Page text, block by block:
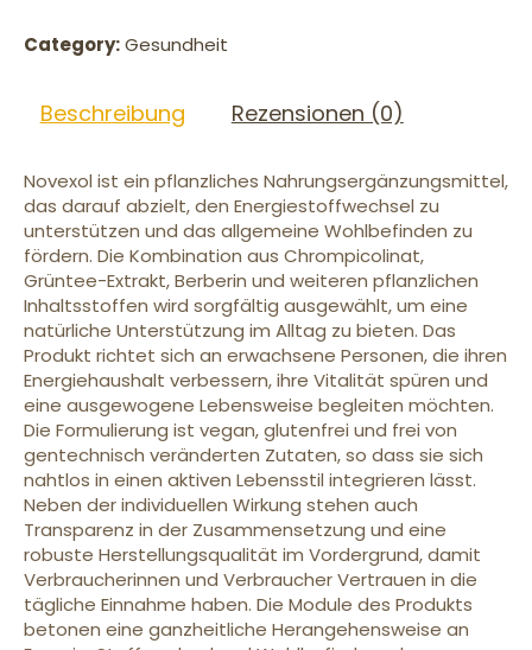
Category:Gesundheit
Beschreibung Rezensionen (0)
Novexol ist ein pflanzliches Nahrungsergänzungsmittel,
das darauf abzielt, den Energiestoffwechsel zu
unterstützen und das allgemeine Wohlbefinden zu
fördern. Die Kombination aus Chrompicolinat,
Grüntee-Extrakt, Berberin und weiteren pflanzlichen
Inhaltsstoffen wird sorgfältig ausgewählt, um eine
natürliche Unterstützung im Alltag zu bieten. Das
Produkt richtet sich an erwachsene Personen, die ihren
Energiehaushalt verbessern, ihre Vitalität spüren und
eine ausgewogene Lebensweise begleiten möchten.
Die Formulierung ist vegan, glutenfrei und frei von
gentechnisch veränderten Zutaten, so dass sie sich
nahtlos in einen aktiven Lebensstil integrieren lässt.
Neben der individuellen Wirkung stehen auch
Transparenz in der Zusammensetzung und eine
robuste Herstellungsqualität im Vordergrund, damit
Verbraucherinnen und Verbraucher Vertrauen in die
tägliche Einnahme haben. Die Module des Produkts
betonen eine ganzheitliche Herangehensweise an